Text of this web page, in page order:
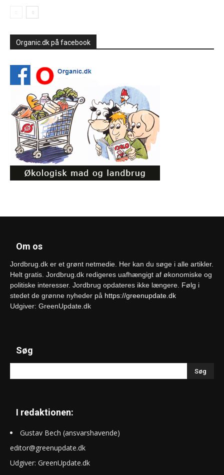
Organic.dk på facebook
Om os
Jordbrug.dk er et grønt netmedie. Her kan du søge i alle artikler.
Helt gratis. Jordbrug.dk redigeres uafhængigt af økonomiske og
politiske interesser. Jordbrug opdateres ikke længere. Følg i
stedet de grønne nyheder på https://greenupdate.dk
Udgiver: GreenUpdate.dk
Søg
I redaktionen:
Gustav Bech (ansvarshavende)
editor@greenupdate.dk
Udgiver: GreenUpdate.dk